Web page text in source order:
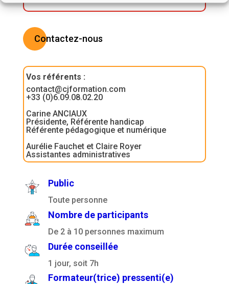
Contactez-nous
Vos référents :
contact@cjformation.com
+33 (0)6.09.08.02.20
Carine ANCIAUX
Présidente, Référente handicap
Référente pédagogique et numérique
Aurélie Fauchet et Claire Royer
Assistantes administratives
Public
Toute personne
Nombre de participants
De 2 à 10 personnes maximum
Durée conseillée
1 jour, soit 7h
Formateur(trice) pressenti(e)